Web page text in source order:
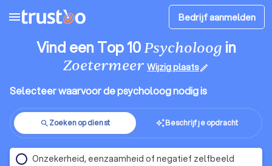
menu Bedrijf aanmelden
Vind een Top 10Psycholoog in
Zoetermeer Wijzig plaatsedit
Selecteer waarvoor de psycholoog nodig is
search Zoeken op dienst auto_awesomeBeschrijf je opdracht
Onzekerheid, eenzaamheid of negatief zelfbeeld